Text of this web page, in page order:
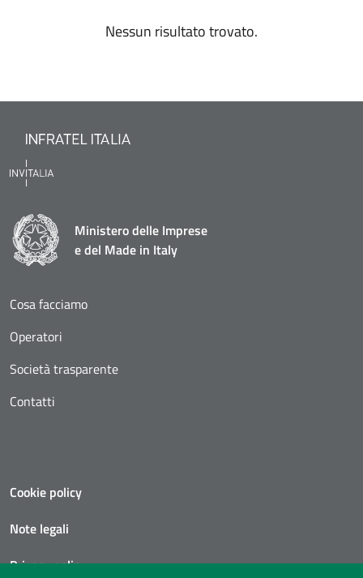
Nessun risultato trovato.
Ministero delle Imprese
e del Made in Italy
Cosa facciamo
Operatori
Società trasparente
Contatti
Cookie policy
Note legali
Privacy policy